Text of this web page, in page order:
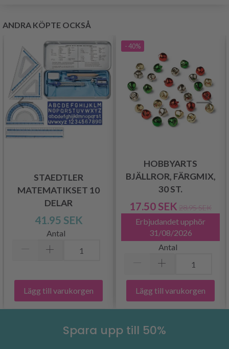
ANDRA KÖPTE OCKSÅ
STAEDTLER
MATEMATIKSET 10
DELAR
41.95 SEK
Antal
Lägg till varukorgen
- 40%
HOBBYARTS
BJÄLLROR, FÄRGMIX,
30 ST.
17.50 SEK 28.95 SEK
Erbjudandet upphör
31/08/2026
Antal
Lägg till varukorgen
Spara upp till 50%